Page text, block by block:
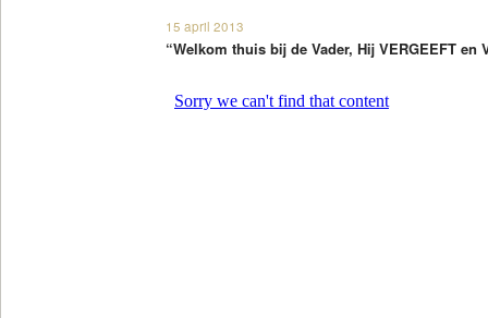
15 april 2013
“Welkom thuis bij de Vader, Hij VERGEEFT en